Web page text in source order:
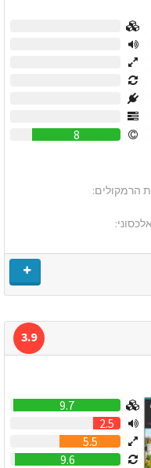
8
הרמקולים:
3.9
9.7
2.5
5.5
9.6